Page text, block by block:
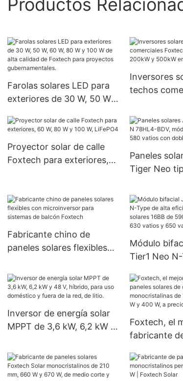
Farolas solares LED para
exteriores de 30 W, 50 W,
alta calidad de Foxtech
gubernamentales.
Inversores
techos
200kW y
Proyector solar de calle
Foxtech para exteriores,
Paneles
Tiger Neo
560-580
vidrio
Fabricante chino de
paneles solares flexibles
sistemas de balcón
Foxtech
Módulo
Tier1 Neo
solares
vatios, 620
vatios y 650
doble panel.
Inversor de energía solar
MPPT de 3,6 kW, 6,2 kW y
doméstico y fuera de la
red, de litio.
Foxtech, el
fabricante
mm, 300 W,